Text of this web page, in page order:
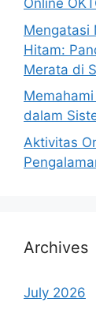
Online
Mengatasi
Hitam:
Merata di
dalam
Aktivitas
Archives
July 2026